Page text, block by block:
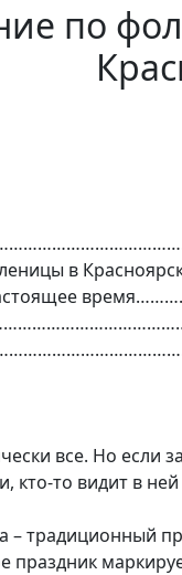
по
в
все. Но если
кто-то видит в
– традиционный
праздник